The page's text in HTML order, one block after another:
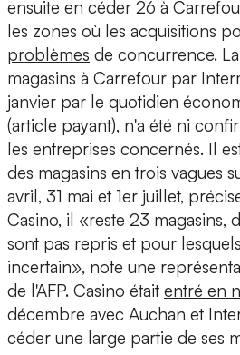
ensuite en céder 26 à
les zones où les acquisitions
problèmes de concurrence.
magasins à Carrefour par
janvier par le quotidien
(article payant), n'a été ni
les entreprises concernés. Il
des magasins en trois vagues
avril, 31 mai et 1er juillet,
Casino, il «reste 23 magasins,
sont pas repris et pour
incertain», note une
de l'AFP. Casino était entré en
décembre avec Auchan et
céder une large partie de ses